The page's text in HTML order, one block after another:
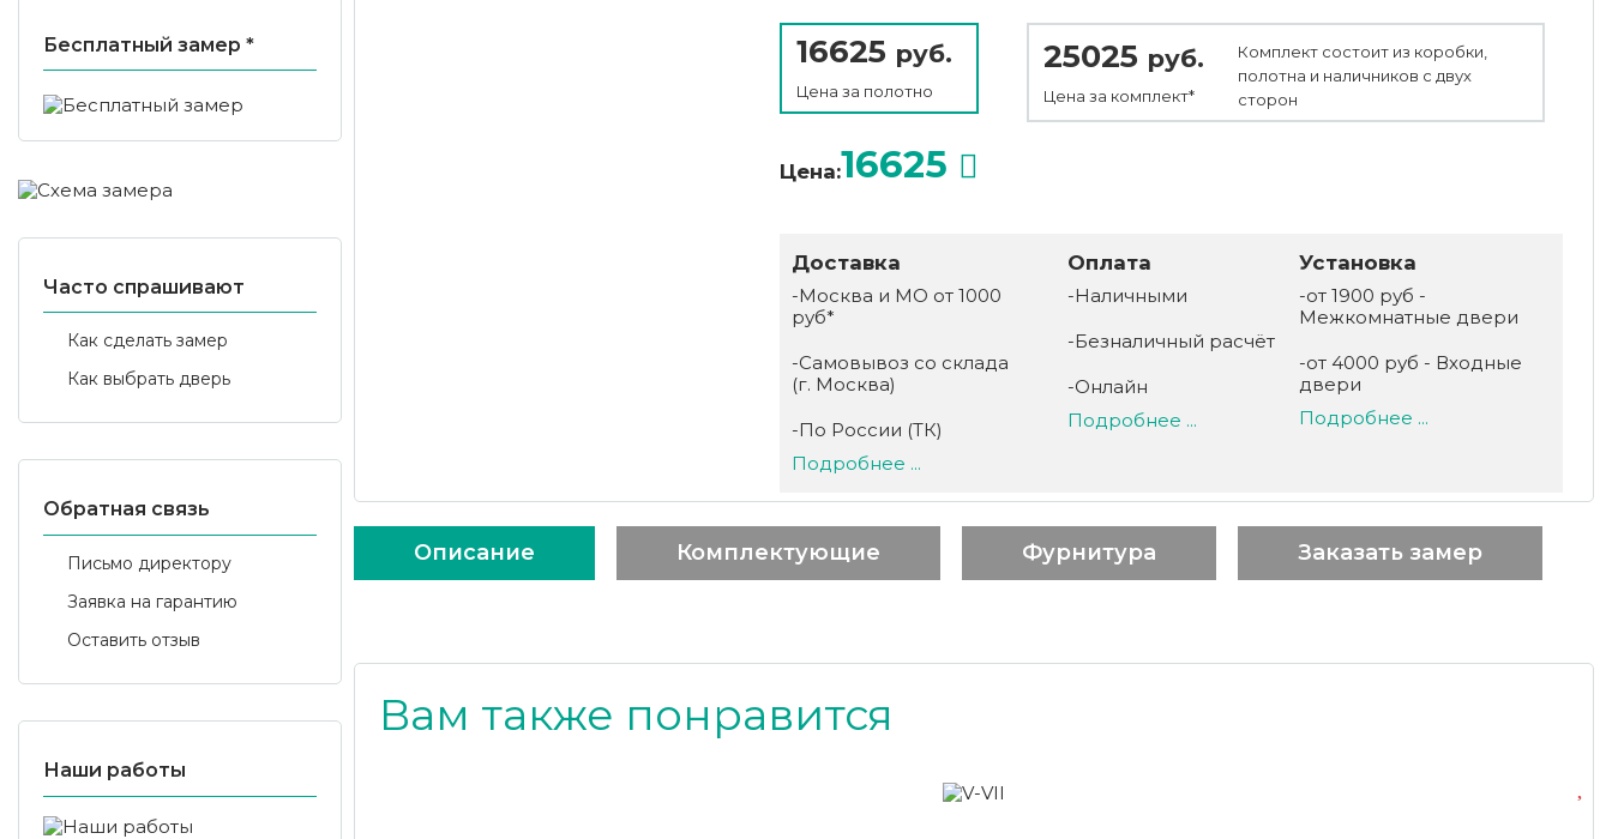
Бесплатный замер *
Часто спрашивают
Как сделать замер
Как выбрать дверь
Обратная связь
Письмо директору
Заявка на гарантию
Оставить отзыв
Наши работы
16625 руб.
Цена за полотно
25025 руб.
Цена за комплект*
Комплект состоит из коробки,
полотна и наличников с двух
сторон
Цена:16625
Доставка
-Москва и МО от 1000
руб*
-Самовывоз со склада
(г. Москва)
-По России (ТК)
Подробнее ...
Оплата
-Наличными
-Безналичный расчёт
-Онлайн
Подробнее ...
Установка
-от 1900 руб -
Межкомнатные двери
-от 4000 руб - Входные
двери
Подробнее ...
Описание Комплектующие Фурнитура Заказать замер
Вам также понравится